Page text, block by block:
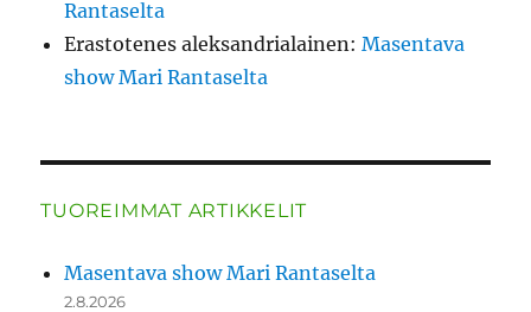
Rantaselta
Erastotenes aleksandrialainen:Masentava
show Mari Rantaselta
TUOREIMMAT ARTIKKELIT
Masentava show Mari Rantaselta
2.8.2026